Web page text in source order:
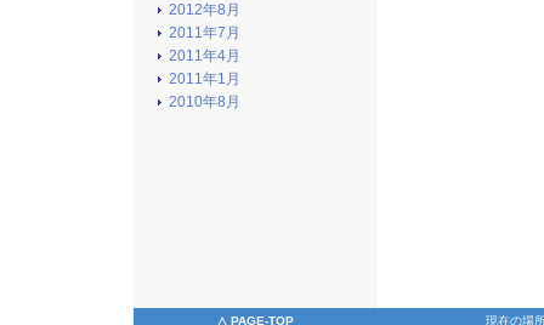
2012年8月
2011年7月
2011年4月
2011年1月
2010年8月
△ PAGE-TOP 現在の場